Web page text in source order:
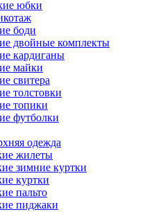
юбки
боди
двойные комплекты
кардиганы
майки
свитера
толстовки
топики
футболки
одежда
жилеты
зимние куртки
куртки
пальто
пиджаки